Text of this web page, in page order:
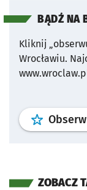
BĄDŹ NA
Kliknij
Wrocławiu.
ZOBACZ